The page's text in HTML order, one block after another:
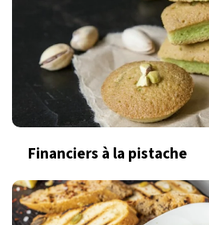
Financiers à la pistache